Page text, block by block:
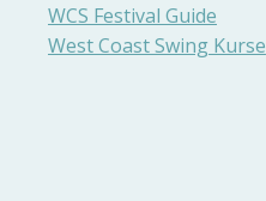
WCS Festival Guide
West Coast Swing Kurse